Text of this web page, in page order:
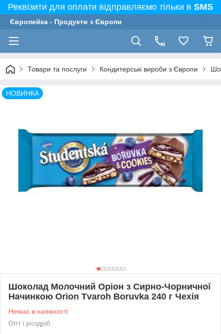
Реквізити для оплати відправляємо тільки в SMS
Європейка - Продукти з Європи
Товари та послуги Кондитерські вироби з Європи
НОВИНКА
Шоколад Молочний Оріон з Сирно-Чорничної
Начинкою Orion Tvaroh Boruvka 240 г Чехія
Немає в наявності
Опт і роздріб